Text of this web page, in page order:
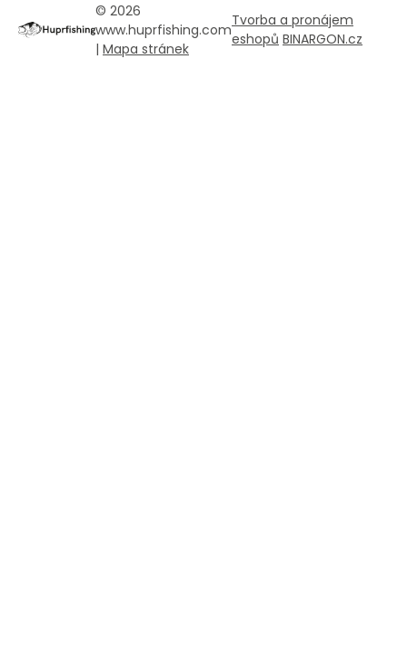
© 2026
www.huprfishing.com
| Mapa stránek
Tvorba a pronájem
eshopů BINARGON.cz